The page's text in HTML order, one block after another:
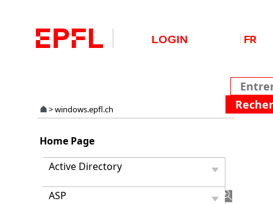
>windows.epfl.ch
Home Page
Active Directory
ASP